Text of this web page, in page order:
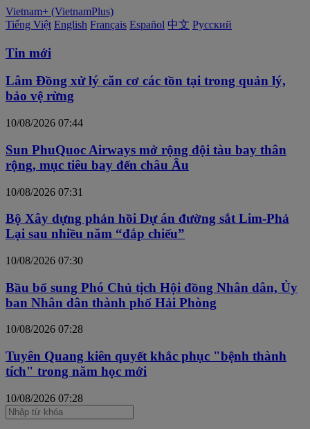
Vietnam+ (VietnamPlus)
Tiếng Việt English Français Español 中文 Русский
Tin mới
Lâm Đồng xử lý căn cơ các tồn tại trong quản lý,
bảo vệ rừng
10/08/2026 07:44
Sun PhuQuoc Airways mở rộng đội tàu bay thân
rộng, mục tiêu bay đến châu Âu
10/08/2026 07:31
Bộ Xây dựng phản hồi Dự án đường sắt Lim-Phả
Lại sau nhiều năm “đắp chiếu”
10/08/2026 07:30
Bầu bổ sung Phó Chủ tịch Hội đồng Nhân dân, Ủy
ban Nhân dân thành phố Hải Phòng
10/08/2026 07:28
Tuyên Quang kiên quyết khắc phục "bệnh thành
tích" trong năm học mới
10/08/2026 07:28